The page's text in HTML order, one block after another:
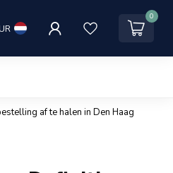
0
af te halen in Den Haag